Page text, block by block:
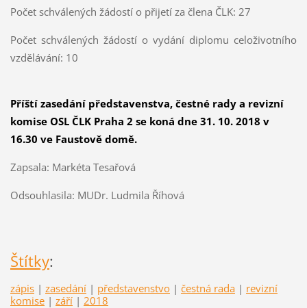
Počet schválených žádostí o přijetí za člena ČLK: 27
Počet schválených žádostí o vydání diplomu celoživotního
vzdělávání: 10
Příští zasedání představenstva, čestné rady a revizní
komise OSL ČLK Praha 2 se koná dne 31. 10. 2018 v
16.30 ve Faustově domě.
Zapsala: Markéta Tesařová
Odsouhlasila: MUDr. Ludmila Říhová
Štítky:
zápis | zasedání | představenstvo | čestná rada | revizní
komise | září | 2018